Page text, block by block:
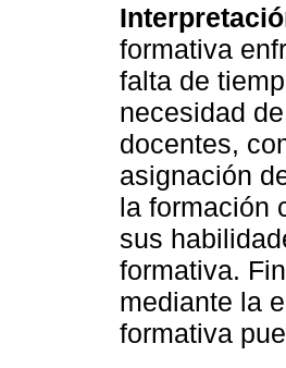
formativa
falta de
necesidad
docentes,
asignación
la formación
sus
formativa.
mediante la
formativa